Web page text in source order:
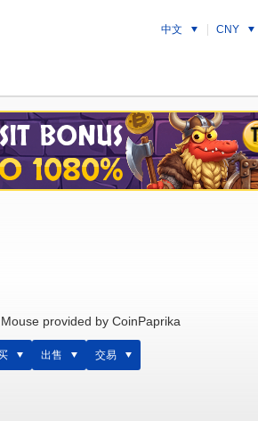
中文 CNY
provided by CoinPaprika
出售 交易